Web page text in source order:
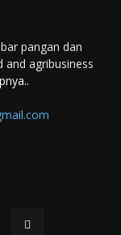
pangan dan
and agribusiness